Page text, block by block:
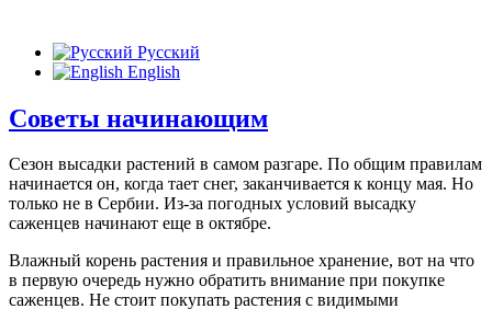
Русский
English
Советы начинающим
Сезон высадки растений в самом разгаре. По общим правилам
начинается он, когда тает снег, заканчивается к концу мая. Но
только не в Сербии. Из-за погодных условий высадку
саженцев начинают еще в октябре.
Влажный корень растения и правильное хранение, вот на что
в первую очередь нужно обратить внимание при покупке
саженцев. Не стоит покупать растения с видимыми